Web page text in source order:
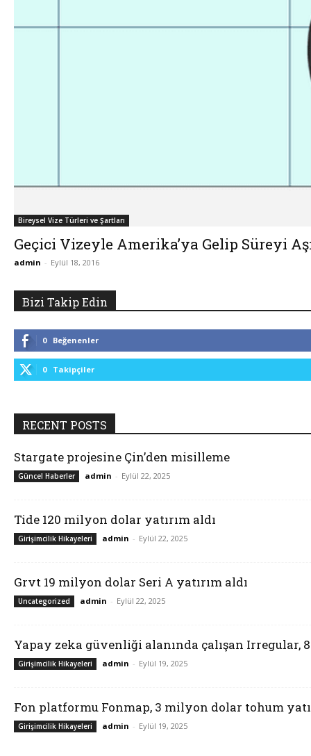
Bireysel Vize Türleri ve Şartları
Geçici Vizeyle Amerika’ya Gelip Süreyi
admin - Eylül 18, 2016
Bizi Takip Edin
0 Beğenenler
0 Takipçiler
RECENT POSTS
Stargate projesine Çin’den misilleme
Güncel Haberler admin - Eylül 22, 2025
Tide 120 milyon dolar yatırım aldı
Girişimcilik Hikayeleri admin - Eylül 22, 2025
Grvt 19 milyon dolar Seri A yatırım aldı
Uncategorized admin - Eylül 22, 2025
Yapay zeka güvenliği alanında çalışan Irregular,
Girişimcilik Hikayeleri admin - Eylül 19, 2025
Fon platformu Fonmap, 3 milyon dolar tohum
Girişimcilik Hikayeleri admin - Eylül 19, 2025